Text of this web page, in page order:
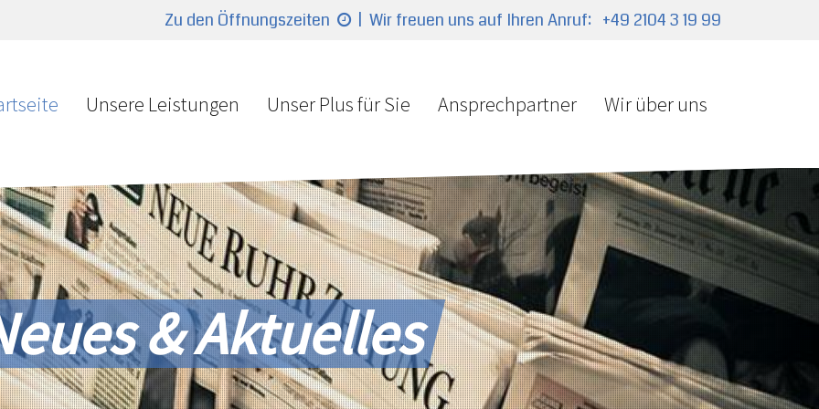
Zu den Öffnungszeiten | Wir freuen uns auf Ihren Anruf: +49 2104 3 19 99
Unsere Leistungen Unser Plus für Sie Ansprechpartner Wir über uns
& Aktuelles